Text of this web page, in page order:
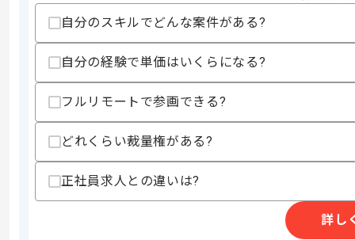
その他募集要項
商談回数
1回
募集人数
1人
作業開始日
エージェントからのコ
メント
Tableauダッシュボードの新規開発(改
Tableauダッシュボードの開発経験があ
自分のスキルでどんな案件がある?
自分の経験で単価はいくらになる?
フルリモートで参画できる?
どれくらい裁量権がある?
正社員求人との違いは?
詳し